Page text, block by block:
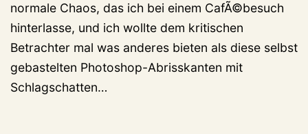
normale Chaos, das ich bei einem CafÃ©besuch
hinterlasse, und ich wollte dem kritischen
Betrachter mal was anderes bieten als diese selbst
gebastelten Photoshop-Abrisskanten mit
Schlagschatten…